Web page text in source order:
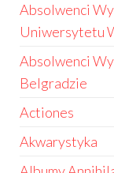
Absolwenci
Uniwersytetu
Absolwenci
Belgradzie
Actiones
Akwarystyka